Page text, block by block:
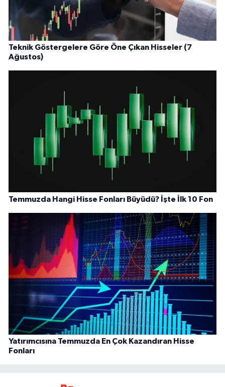
Teknik Göstergelere Göre Öne Çıkan Hisseler (7
Ağustos)
Temmuzda Hangi Hisse Fonları Büyüdü? İşte İlk 10 Fon
Yatırımcısına Temmuzda En Çok Kazandıran Hisse
Fonları